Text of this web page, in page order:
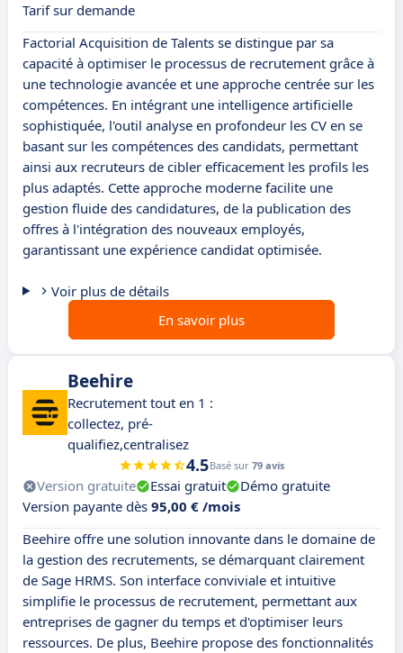
Tarif sur demande
Factorial Acquisition de Talents se distingue par sa
capacité à optimiser le processus de recrutement grâce à
une technologie avancée et une approche centrée sur les
compétences. En intégrant une intelligence artificielle
sophistiquée, l'outil analyse en profondeur les CV en se
basant sur les compétences des candidats, permettant
ainsi aux recruteurs de cibler efficacement les profils les
plus adaptés. Cette approche moderne facilite une
gestion fluide des candidatures, de la publication des
offres à l'intégration des nouveaux employés,
garantissant une expérience candidat optimisée.
Voir plus de détails
En savoir plus
Beehire
Recrutement tout en 1 :
collectez, pré-
qualifiez,centralisez
4.5Basé sur 79 avis
Version gratuite Essai gratuit
Démo gratuite
Version payante dès 95,00 € /mois
Beehire offre une solution innovante dans le domaine de
la gestion des recrutements, se démarquant clairement
de Sage HRMS. Son interface conviviale et intuitive
simplifie le processus de recrutement, permettant aux
entreprises de gagner du temps et d'optimiser leurs
ressources. De plus, Beehire propose des fonctionnalités